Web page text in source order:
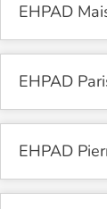
EHPAD
EHPAD
EHPAD